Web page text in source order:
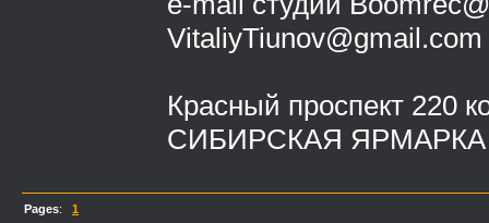
VitaliyTiunov@gmail.com
Красный проспект 220
СИБИРСКАЯ ЯРМАРКА
Pages: 1